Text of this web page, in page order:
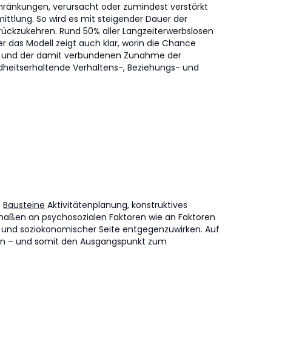
verursacht oder zumindest verstärkt
So wird es mit steigender Dauer der
Rund 50% aller Langzeiterwerbslosen
Modell zeigt auch klar, worin die Chance
der damit verbundenen Zunahme der
Verhaltens-, Beziehungs- und
Bausteine Aktivitätenplanung, konstruktives
an psychosozialen Faktoren wie an Faktoren
soziökonomischer Seite entgegenzuwirken. Auf
– und somit den Ausgangspunkt zum